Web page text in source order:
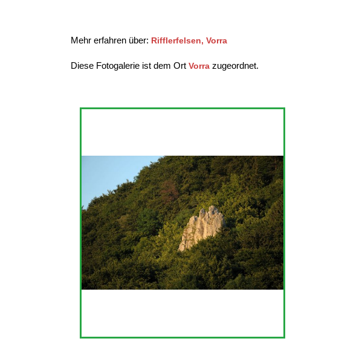
Mehr erfahren über: Rifflerfelsen, Vorra
Diese Fotogalerie ist dem Ort Vorra zugeordnet.